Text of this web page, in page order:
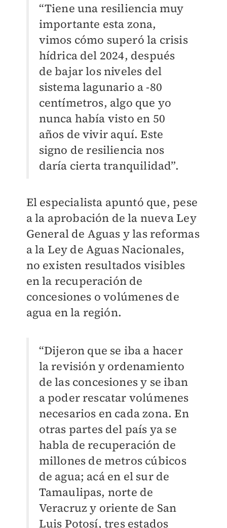
“Tiene una resiliencia muy
importante esta zona,
vimos cómo superó la crisis
hídrica del 2024, después
de bajar los niveles del
sistema lagunario a -80
centímetros, algo que yo
nunca había visto en 50
años de vivir aquí. Este
signo de resiliencia nos
daría cierta tranquilidad”.
El especialista apuntó que, pese
a la aprobación de la nueva Ley
General de Aguas y las reformas
a la Ley de Aguas Nacionales,
no existen resultados visibles
en la recuperación de
concesiones o volúmenes de
agua en la región.
“Dijeron que se iba a hacer
la revisión y ordenamiento
de las concesiones y se iban
a poder rescatar volúmenes
necesarios en cada zona. En
otras partes del país ya se
habla de recuperación de
millones de metros cúbicos
de agua; acá en el sur de
Tamaulipas, norte de
Veracruz y oriente de San
Luis Potosí, tres estados